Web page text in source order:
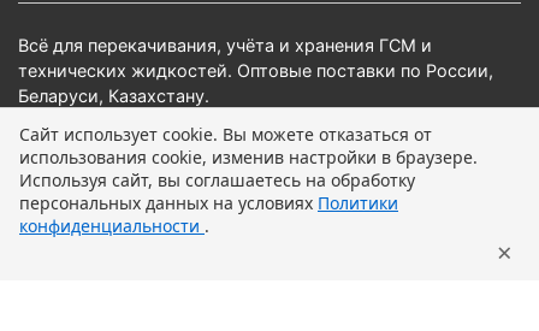
Предзаказ
Всё для перекачивания, учёта и хранения ГСМ и
технических жидкостей. Оптовые поставки по России,
Беларуси, Казахстану.
Сайт использует cookie. Вы можете отказаться от
использования cookie, изменив настройки в браузере.
Используя сайт, вы соглашаетесь на обработку
персональных данных на условиях Политики
конфиденциальности .
×